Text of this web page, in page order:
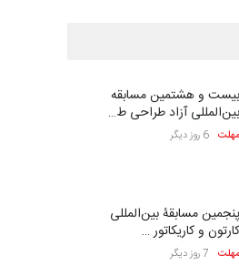
بیست و هشتمین مسابقه
بین‌المللی آزاد طراحی ط…
مهلت 6 روز دیگر
پنجمین مسابقۀ بین‌المللی
کارتون و کاریکاتور …
مهلت 7 روز دیگر